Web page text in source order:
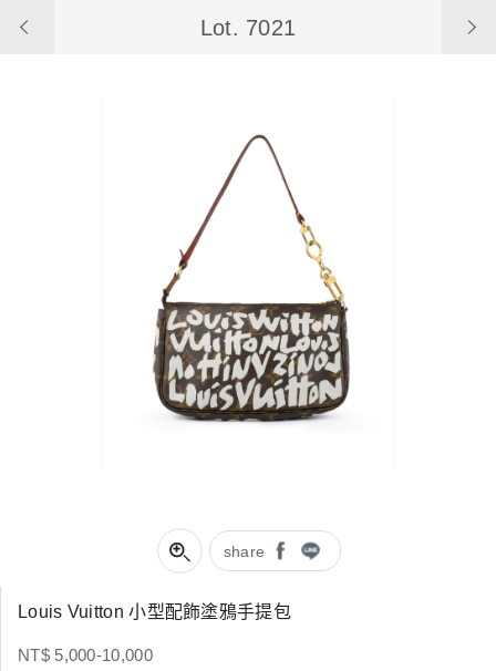
share
Lot. 7021
Louis Vuitton 小型配飾塗鴉手提包
NT$ 5,000-10,000